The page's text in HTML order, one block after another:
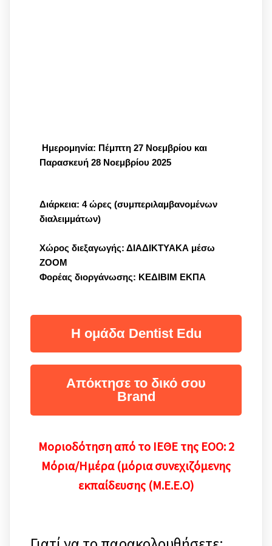
Ημερομηνία: Πέμπτη 27 Νοεμβρίου και
Παρασκευή 28 Νοεμβρίου 2025
Διάρκεια: 4 ώρες (συμπεριλαμβανομένων
διαλειμμάτων)
Χώρος διεξαγωγής: ΔΙΑΔΙΚΤΥΑΚΑ μέσω
ΖΟΟΜ
Φορέας διοργάνωσης: ΚΕΔΙΒΙΜ ΕΚΠΑ
H ομάδα Dentist Edu
Απόκτησε το δικό σου
Brand
Mοριοδότηση από το ΙΕΘΕ της ΕΟΟ: 2
Μόρια/Ημέρα (μόρια συνεχιζόμενης
εκπαίδευσης (Μ.Ε.Ε.Ο)